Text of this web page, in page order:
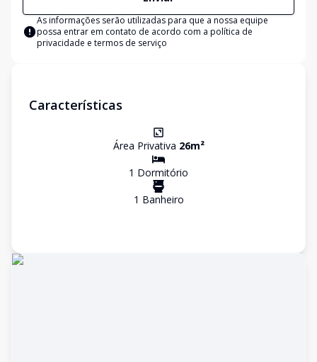
As informações serão utilizadas para que a nossa equipe
possa entrar em contato de acordo com a política de
privacidade e termos de serviço
Características
Área Privativa 26m²
1 Dormitório
1 Banheiro